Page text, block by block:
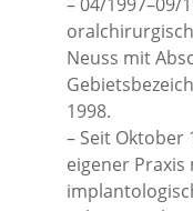
Neuss mit
1998.
– Seit Oktober
eigener Praxis